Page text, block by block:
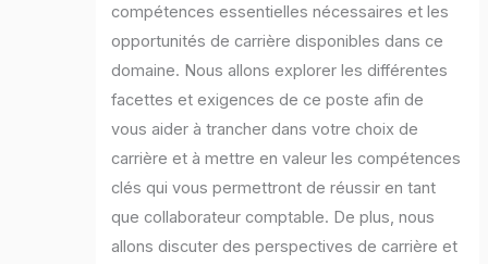
compétences essentielles nécessaires et les
opportunités de carrière disponibles dans ce
domaine. Nous allons explorer les différentes
facettes et exigences de ce poste afin de
vous aider à trancher dans votre choix de
carrière et à mettre en valeur les compétences
clés qui vous permettront de réussir en tant
que collaborateur comptable. De plus, nous
allons discuter des perspectives de carrière et